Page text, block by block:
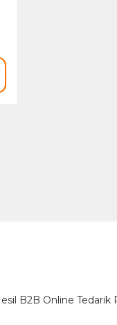
B2B Online Tedarik